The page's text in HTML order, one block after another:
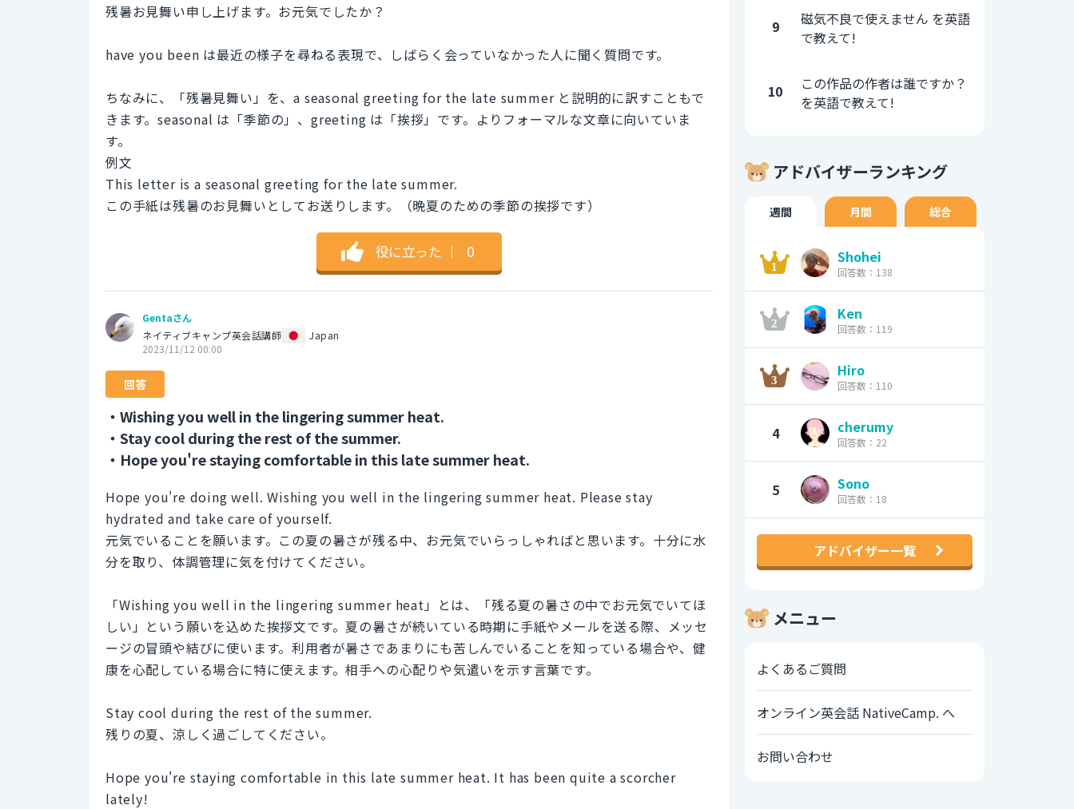
残暑お見舞い申し上げます。お元気でしたか？
have you been は最近の様子を尋ねる表現で、しばらく会っていなかった人に聞く質問です。
ちなみに、「残暑見舞い」を、a seasonal greeting for the late summer と説明的に訳すこともで
きます。seasonal は「季節の」、greeting は「挨拶」です。よりフォーマルな文章に向いていま
す。
例文
This letter is a seasonal greeting for the late summer.
この手紙は残暑のお見舞いとしてお送りします。（晩夏のための季節の挨拶です）
役に立った ｜ 0
Gentaさん
ネイティブキャンプ英会話講師
Japan
2023/11/12 00:00
回答
・Wishing you well in the lingering summer heat.
・Stay cool during the rest of the summer.
・Hope you're staying comfortable in this late summer heat.
Hope you're doing well. Wishing you well in the lingering summer heat. Please stay
hydrated and take care of yourself.
元気でいることを願います。この夏の暑さが残る中、お元気でいらっしゃればと思います。十分に水
分を取り、体調管理に気を付けてください。
「Wishing you well in the lingering summer heat」とは、「残る夏の暑さの中でお元気でいてほ
しい」という願いを込めた挨拶文です。夏の暑さが続いている時期に手紙やメールを送る際、メッセ
ージの冒頭や結びに使います。利用者が暑さであまりにも苦しんでいることを知っている場合や、健
康を心配している場合に特に使えます。相手への心配りや気遣いを示す言葉です。
Stay cool during the rest of the summer.
残りの夏、涼しく過ごしてください。
Hope you're staying comfortable in this late summer heat. It has been quite a scorcher
lately!
9
磁気不良で使えません を英語
で教えて!
10
この作品の作者は誰ですか？
を英語で教えて!
アドバイザーランキング
週間 月間 総合
Shohei
回答数：138
Ken
回答数：119
Hiro
回答数：110
4 cherumy
回答数：22
5 Sono
回答数：18
アドバイザー一覧
メニュー
よくあるご質問
オンライン英会話 NativeCamp. へ
お問い合わせ